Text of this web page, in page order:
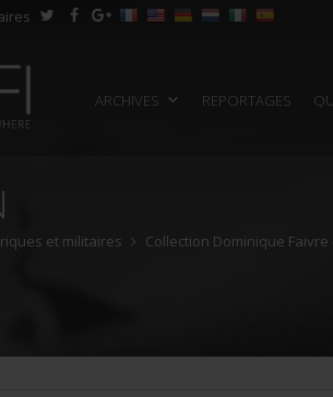
ARCHIVES REPORTAGES
et militaires Collection Dominique Faivre